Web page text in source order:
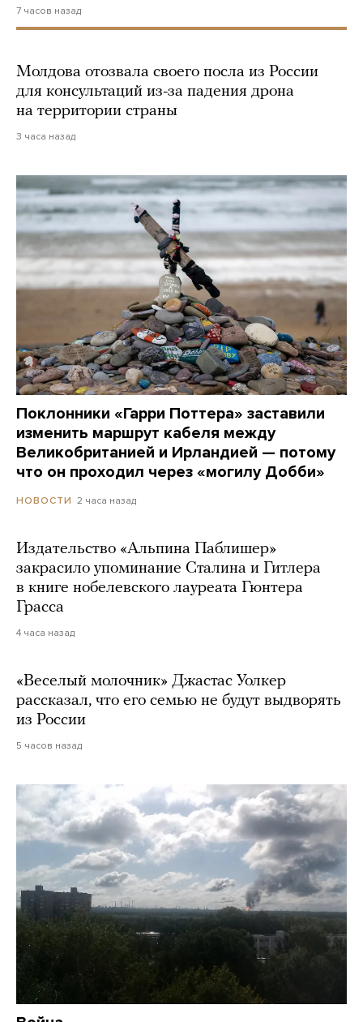
7 часов назад
Молдова отозвала своего посла из России
для консультаций из-за падения дрона
на территории страны
3 часа назад
Поклонники «Гарри Поттера» заставили
изменить маршрут кабеля между
Великобританией и Ирландией — потому
что он проходил через «могилу Добби»
НОВОСТИ 2 часа назад
Издательство «Альпина Паблишер»
закрасило упоминание Сталина и Гитлера
в книге нобелевского лауреата Гюнтера
Грасса
4 часа назад
«Веселый молочник» Джастас Уолкер
рассказал, что его семью не будут выдворять
из России
5 часов назад